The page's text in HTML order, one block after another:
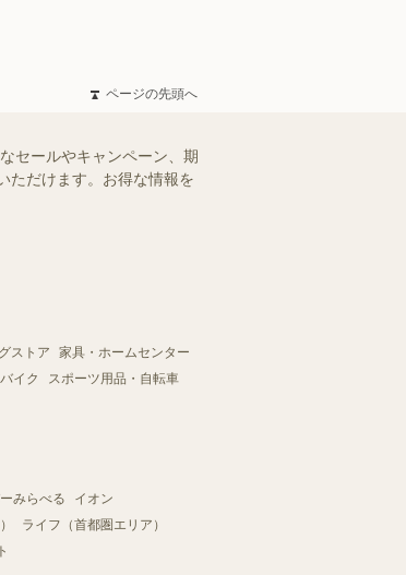
ページの先頭へ
セールやキャンペーン、期
ただけます。お得な情報を
ストア
家具・ホームセンター
イク
スポーツ用品・自転車
みらべる
イオン
ライフ（首都圏エリア）